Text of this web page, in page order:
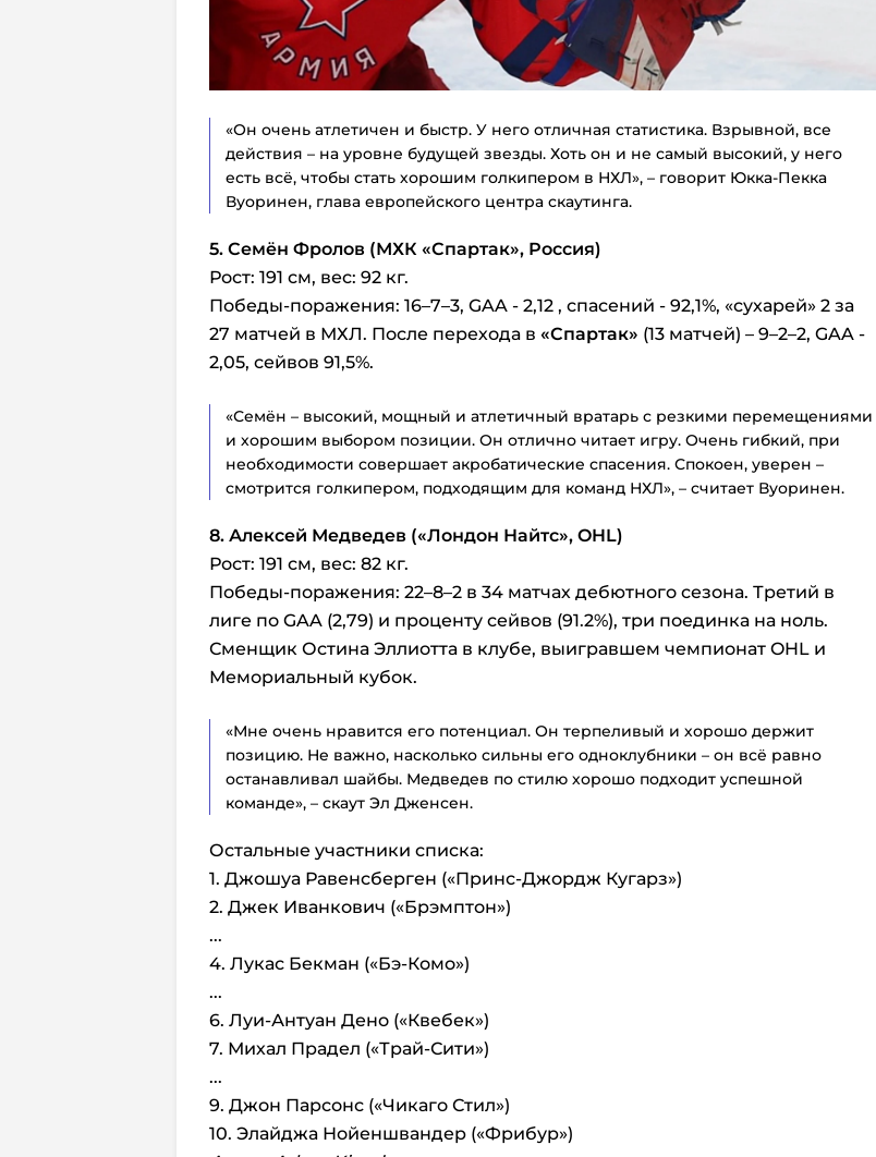
«Он очень атлетичен и быстр. У него отличная статистика. Взрывной, все
действия – на уровне будущей звезды. Хоть он и не самый высокий, у него
есть всё, чтобы стать хорошим голкипером в НХЛ», – говорит Юкка-Пекка
Вуоринен, глава европейского центра скаутинга.
5. Семён Фролов (МХК «Спартак», Россия)
Рост: 191 см, вес: 92 кг.
Победы-поражения: 16–7–3, GAA - 2,12 , спасений - 92,1%, «сухарей» 2 за
27 матчей в МХЛ. После перехода в «Спартак» (13 матчей) – 9–2–2, GAA -
2,05, сейвов 91,5%.
«Семён – высокий, мощный и атлетичный вратарь с резкими перемещениями
и хорошим выбором позиции. Он отлично читает игру. Очень гибкий, при
необходимости совершает акробатические спасения. Спокоен, уверен –
смотрится голкипером, подходящим для команд НХЛ», – считает Вуоринен.
8. Алексей Медведев («Лондон Найтс», OHL)
Рост: 191 см, вес: 82 кг.
Победы-поражения: 22–8–2 в 34 матчах дебютного сезона. Третий в
лиге по GAA (2,79) и проценту сейвов (91.2%), три поединка на ноль.
Сменщик Остина Эллиотта в клубе, выигравшем чемпионат OHL и
Мемориальный кубок.
«Мне очень нравится его потенциал. Он терпеливый и хорошо держит
позицию. Не важно, насколько сильны его одноклубники – он всё равно
останавливал шайбы. Медведев по стилю хорошо подходит успешной
команде», – скаут Эл Дженсен.
Остальные участники списка:
1. Джошуа Равенсберген («Принс‑Джордж Кугарз»)
2. Джек Иванкович («Брэмптон»)
...
4. Лукас Бекман («Бэ-Комо»)
...
6. Луи-Антуан Дено («Квебек»)
7. Михал Прадел («Трай-Сити»)
...
9. Джон Парсонс («Чикаго Стил»)
10. Элайджа Нойеншвандер («Фрибур»)